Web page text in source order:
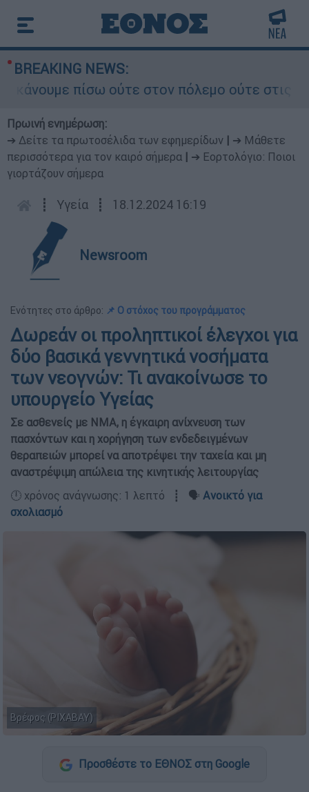
BREAKING NEWS:
πίσω ούτε στον πόλεμο ούτε στις
Πρωινή ενημέρωση:
➔ Δείτε τα πρωτοσέλιδα των εφημερίδων
➔ Μάθετε
περισσότερα για τον καιρό σήμερα
➔ Εορτολόγιο: Ποιοι
γιορτάζουν σήμερα
┋ Υγεία ┋ 18.12.2024 16:19
Newsroom
Ενότητες στο άρθρο: 📌 Ο στόχος του προγράμματος
Δωρεάν οι προληπτικοί έλεγχοι για
δύο βασικά γεννητικά νοσήματα
των νεογνών: Τι ανακοίνωσε το
υπουργείο Υγείας
Σε ασθενείς με ΝΜΑ, η έγκαιρη ανίχνευση των
πασχόντων και η χορήγηση των ενδεδειγμένων
θεραπειών μπορεί να αποτρέψει την ταχεία και μη
αναστρέψιμη απώλεια της κινητικής λειτουργίας
🕛 χρόνος ανάγνωσης: 1 λεπτό ┋ 🗣️ Ανοικτό για
σχολιασμό
Βρέφος (PIXABAY)
Προσθέστε το ΕΘΝΟΣ στη Google